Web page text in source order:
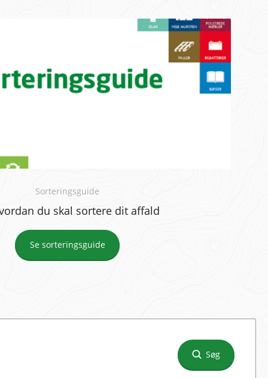
Sorteringsguide
du skal sortere dit affald
Se sorteringsguide
Søg